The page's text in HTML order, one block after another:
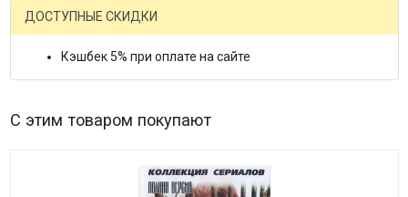
ДОСТУПНЫЕ СКИДКИ
Кэшбек 5% при оплате на сайте
С этим товаром покупают